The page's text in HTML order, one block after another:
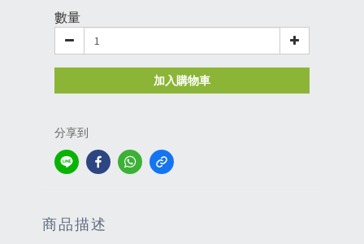
數量
加入購物車
分享到
商品描述